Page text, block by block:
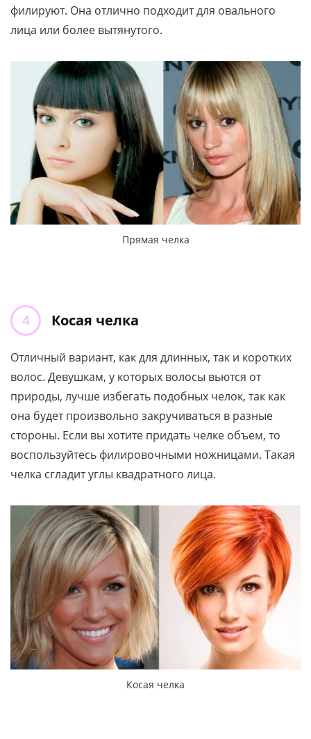
филируют. Она отлично подходит для овального
лица или более вытянутого.
Прямая челка
Косая челка
Отличный вариант, как для длинных, так и коротких
волос. Девушкам, у которых волосы вьются от
природы, лучше избегать подобных челок, так как
она будет произвольно закручиваться в разные
стороны. Если вы хотите придать челке объем, то
воспользуйтесь филировочными ножницами. Такая
челка сгладит углы квадратного лица.
Косая челка